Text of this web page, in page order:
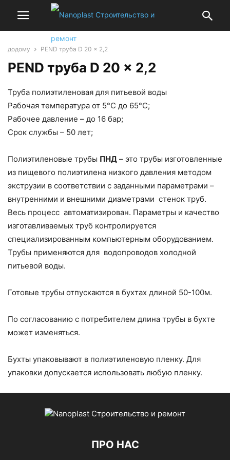
додому PEND труба D 20 x 2,2
PEND труба D 20 x 2,2
Труба полиэтиленовая для питьевой воды
Рабочая температура от 5°C до 65°C;
Рабочее давление – до 16 бар;
Срок службы – 50 лет;
Полиэтиленовые трубы ПНД – это трубы изготовленные
из пищевого полиэтилена низкого давления методом
экструзии в соответствии с заданными параметрами –
внутренними и внешними диаметрами стенок труб.
Весь процесс автоматизирован. Параметры и качество
изготавливаемых труб контролируется
специализированным компьютерным оборудованием.
Трубы применяются для водопроводов холодной
питьевой воды.
Готовые трубы отпускаются в бухтах длиной 50-100м.
По согласованию с потребителем длина трубы в бухте
может изменяться.
Бухты упаковывают в полиэтиленовую пленку. Для
упаковки допускается использовать любую пленку.
ПРО НАС